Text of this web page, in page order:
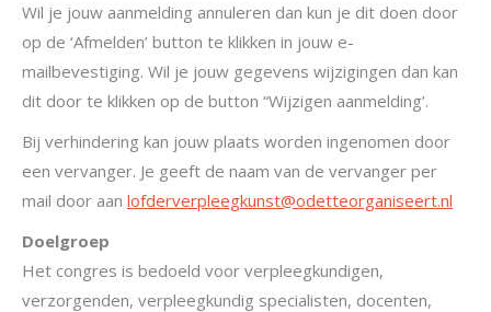
Wil je jouw aanmelding annuleren dan kun je dit doen door
op de ‘Afmelden’ button te klikken in jouw e-
mailbevestiging. Wil je jouw gegevens wijzigingen dan kan
dit door te klikken op de button “Wijzigen aanmelding’.
Bij verhindering kan jouw plaats worden ingenomen door
een vervanger. Je geeft de naam van de vervanger per
mail door aan lofderverpleegkunst@odetteorganiseert.nl
Doelgroep
Het congres is bedoeld voor verpleegkundigen,
verzorgenden, verpleegkundig specialisten, docenten,